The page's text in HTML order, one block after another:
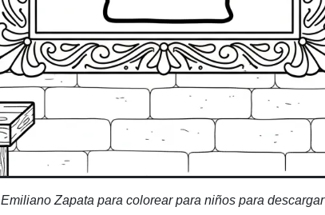
Emiliano Zapata para colorear para niños para descargar